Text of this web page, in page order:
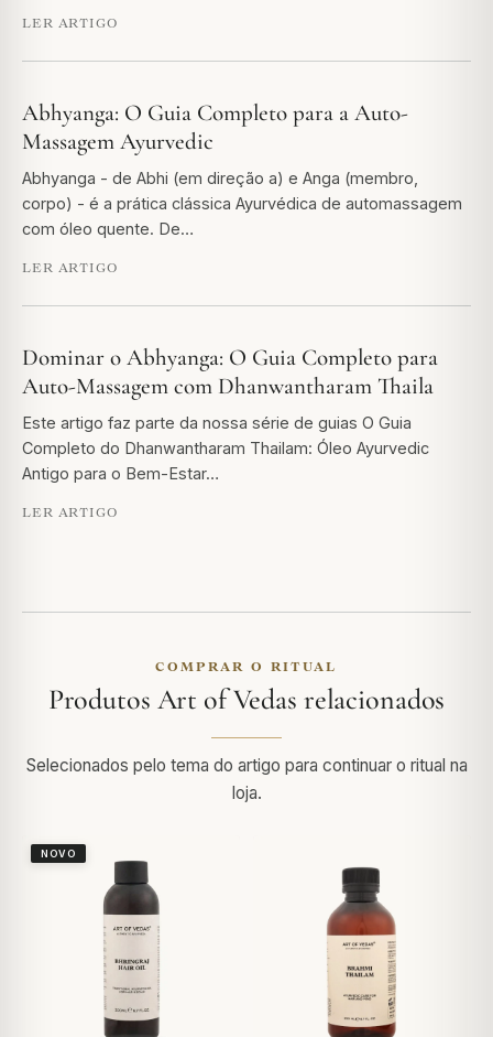
LER ARTIGO
Abhyanga: O Guia Completo para a Auto-
Massagem Ayurvedic
Abhyanga - de Abhi (em direção a) e Anga (membro,
corpo) - é a prática clássica Ayurvédica de automassagem
com óleo quente. De…
LER ARTIGO
Dominar o Abhyanga: O Guia Completo para
Auto-Massagem com Dhanwantharam Thaila
Este artigo faz parte da nossa série de guias O Guia
Completo do Dhanwantharam Thailam: Óleo Ayurvedic
Antigo para o Bem-Estar…
LER ARTIGO
COMPRAR O RITUAL
Produtos Art of Vedas relacionados
Selecionados pelo tema do artigo para continuar o ritual na
loja.
NOVO